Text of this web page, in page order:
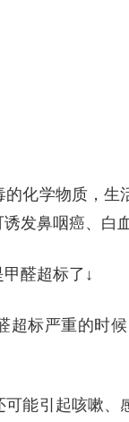
化学物质，
发鼻咽癌、白
醛超标了↓
超标严重的时
能引起咳嗽